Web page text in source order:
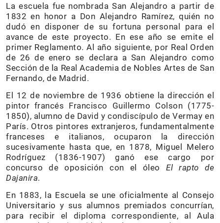
La escuela fue nombrada San Alejandro a partir de
1832 en honor a Don Alejandro Ramírez, quién no
dudó en disponer de su fortuna personal para el
avance de este proyecto. En ese año se emite el
primer Reglamento. Al año siguiente, por Real Orden
de 26 de enero se declara a San Alejandro como
Sección de la Real Academia de Nobles Artes de San
Fernando, de Madrid.
El 12 de noviembre de 1936 obtiene la dirección el
pintor francés Francisco Guillermo Colson (1775-
1850), alumno de David y condiscípulo de Vermay en
París. Otros pintores extranjeros, fundamentalmente
franceses e italianos, ocuparon la dirección
sucesivamente hasta que, en 1878, Miguel Melero
Rodríguez (1836-1907) ganó ese cargo por
concurso de oposición con el óleoEl rapto de
Dajanira.
En 1883, la Escuela se une oficialmente al Consejo
Universitario y sus alumnos premiados concurrían,
para recibir el diploma correspondiente, al Aula